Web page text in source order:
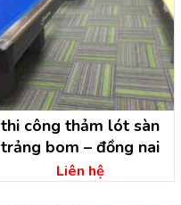
thi công thảm lót sàn
trảng bom – đồng nai
Liên hệ